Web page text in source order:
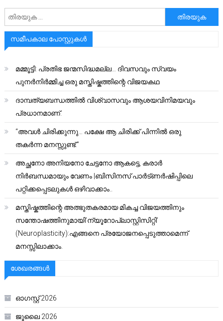
അനേഷിക്കുക
സമീപകാല പോസ്റ്റുകൾ
മമ്മൂട്ടി: പ്രതിഭ ജന്മസിദ്ധമല്ല… ദിവസവും സ്വയം
പുനർനിർമ്മിച്ച ഒരു മസ്തിഷ്കത്തിന്റെ വിജയകഥ
ദാമ്പത്യബന്ധത്തിൽ വിശ്വാസവും ആശയവിനിമയവും
പ്രധാനമാണ്.
“അവൾ ചിരിക്കുന്നു… പക്ഷേ ആ ചിരിക്ക് പിന്നിൽ ഒരു
തകർന്ന മനസ്സുണ്ട്.”
അച്ഛനോ അനിയനോ ചേട്ടനോ ആകട്ടെ, കരാർ
നിർബന്ധമായും വേണം |ബിസിനസ് പാർട്ണർഷിപ്പിലെ
പറ്റിക്കപ്പെടലുകൾ ഒഴിവാക്കാം..
മസ്തിഷ്കത്തിന്റെ അത്ഭുതകരമായ മികച്ച വിജയത്തിനും
സന്തോഷത്തിനുമായി’ന്യൂറോപ്ലാസ്റ്റിസിറ്റി’
(Neuroplasticity):എങ്ങനെ പ്രയോജനപ്പെടുത്താമെന്ന്
മനസ്സിലാക്കാം.
ശേഖരങ്ങൾ
ഓഗസ്റ്റ്‌ 2026
ജൂലൈ 2026